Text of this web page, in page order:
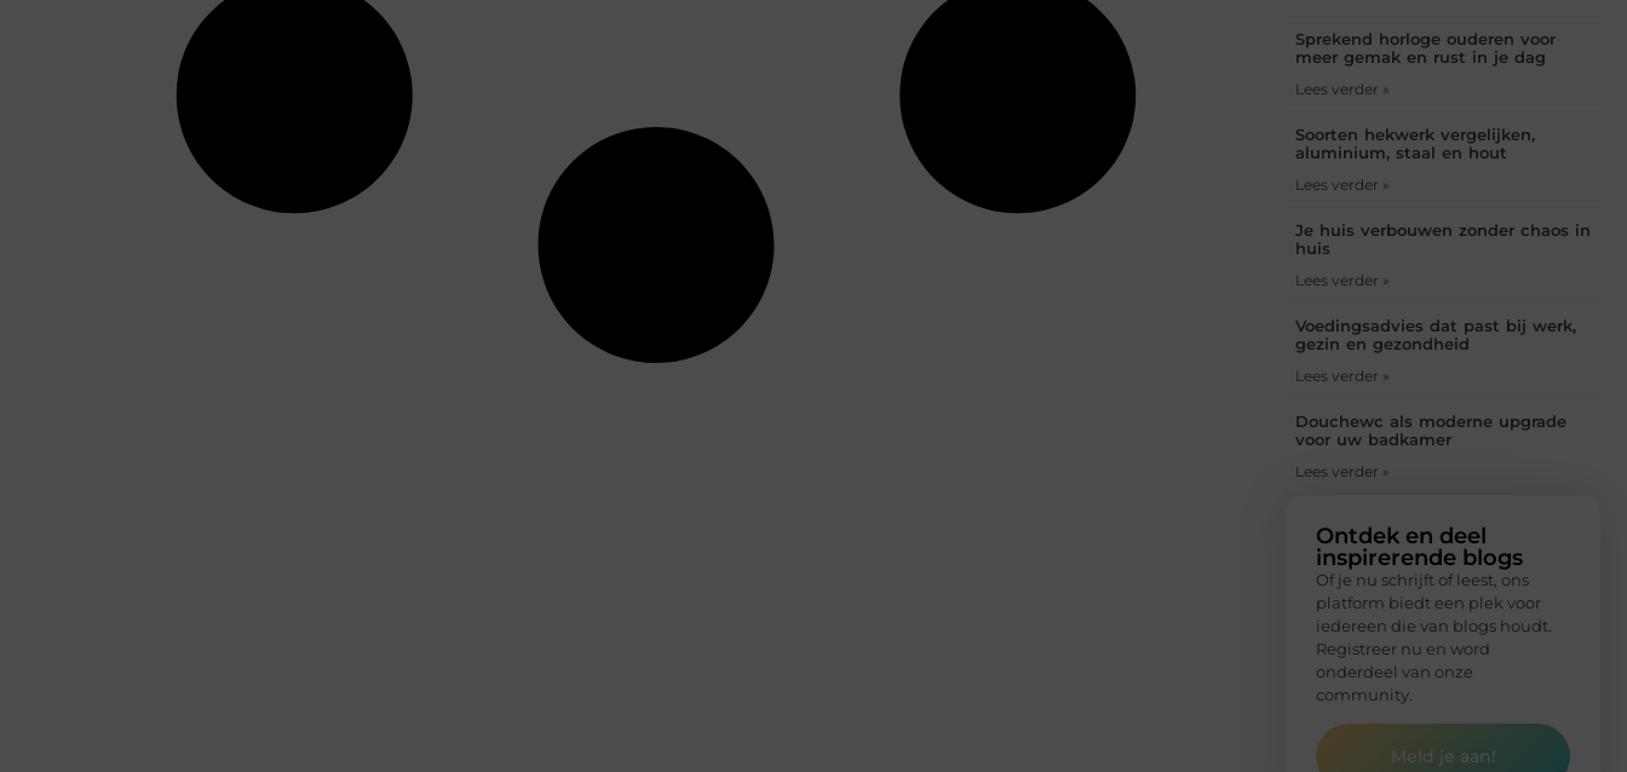
Sprekend horloge ouderen voor
meer gemak en rust in je dag
Lees verder »
Soorten hekwerk vergelijken,
aluminium, staal en hout
Lees verder »
Je huis verbouwen zonder chaos in
huis
Lees verder »
Voedingsadvies dat past bij werk,
gezin en gezondheid
Lees verder »
Douchewc als moderne upgrade
voor uw badkamer
Lees verder »
Ontdek en deel
inspirerende blogs
Of je nu schrijft of leest, ons
platform biedt een plek voor
iedereen die van blogs houdt.
Registreer nu en word
onderdeel van onze
community.
Meld je aan!